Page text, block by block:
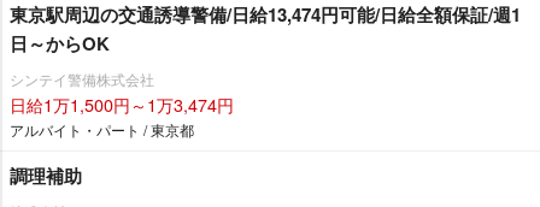
東京駅周辺の交通誘導警備/日給13,474円可能/日給全額保証/週1
日～からOK
シンテイ警備株式会社
日給1万1,500円～1万3,474円
アルバイト・パート / 東京都
調理補助